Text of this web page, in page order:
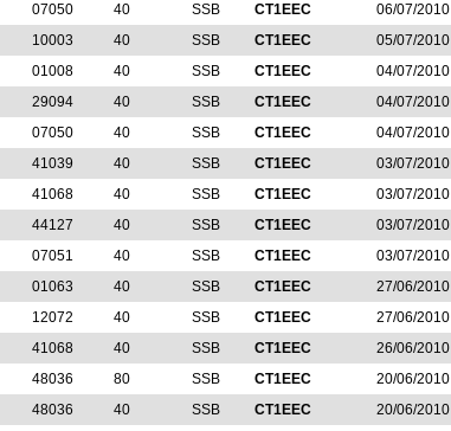
07050 40 SSB CT1EEC
06/07/2010
10003 40 SSB CT1EEC
05/07/2010
01008 40 SSB CT1EEC
04/07/2010
29094 40 SSB CT1EEC
04/07/2010
07050 40 SSB CT1EEC
04/07/2010
41039 40 SSB CT1EEC
03/07/2010
41068 40 SSB CT1EEC
03/07/2010
44127 40 SSB CT1EEC
03/07/2010
07051 40 SSB CT1EEC
03/07/2010
01063 40 SSB CT1EEC
27/06/2010
12072 40 SSB CT1EEC
27/06/2010
41068 40 SSB CT1EEC
26/06/2010
48036 80 SSB CT1EEC
20/06/2010
48036 40 SSB CT1EEC
20/06/2010